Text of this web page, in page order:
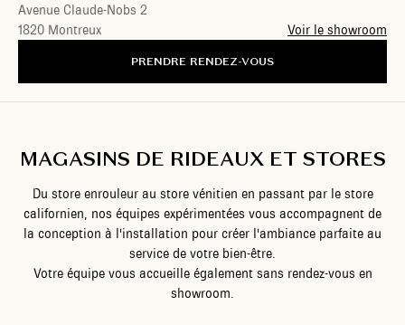
Avenue Claude-Nobs 2
1820 Montreux
Voir le showroom
PRENDRE RENDEZ-VOUS
MAGASINS DE RIDEAUX ET STORES
Du store enrouleur au store vénitien en passant par le store
californien, nos équipes expérimentées vous accompagnent de
la conception à l'installation pour créer l'ambiance parfaite au
service de votre bien-être.
Votre équipe vous accueille également sans rendez-vous en
showroom.